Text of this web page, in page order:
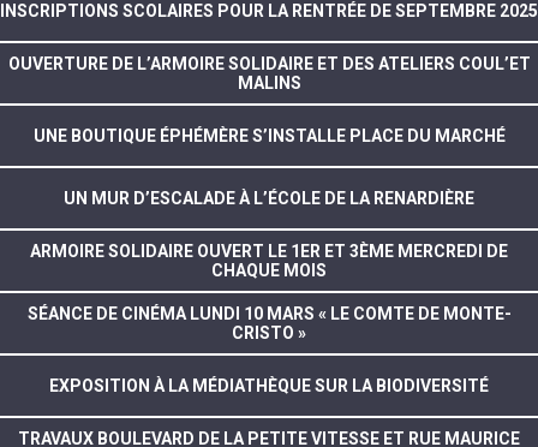
INSCRIPTIONS SCOLAIRES POUR LA RENTRÉE DE SEPTEMBRE 2025
OUVERTURE DE L’ARMOIRE SOLIDAIRE ET DES ATELIERS COUL’ET
MALINS
UNE BOUTIQUE ÉPHÉMÈRE S’INSTALLE PLACE DU MARCHÉ
UN MUR D’ESCALADE À L’ÉCOLE DE LA RENARDIÈRE
ARMOIRE SOLIDAIRE OUVERT LE 1ER ET 3ÈME MERCREDI DE
CHAQUE MOIS
SÉANCE DE CINÉMA LUNDI 10 MARS « LE COMTE DE MONTE-
CRISTO »
EXPOSITION À LA MÉDIATHÈQUE SUR LA BIODIVERSITÉ
TRAVAUX BOULEVARD DE LA PETITE VITESSE ET RUE MAURICE